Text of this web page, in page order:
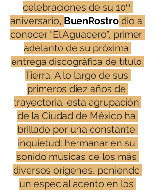
celebraciones de su 10º
aniversario, BuenRostro dio a
conocer “El Aguacero”, primer
adelanto de su próxima
entrega discográfica de título
Tierra. A lo largo de sus
primeros diez años de
trayectoria, esta agrupación
de la Ciudad de México ha
brillado por una constante
inquietud: hermanar en su
sonido músicas de los más
diversos orígenes, poniendo
un especial acento en los